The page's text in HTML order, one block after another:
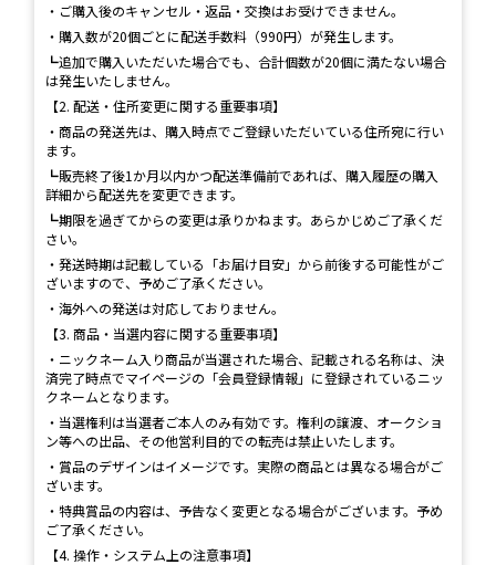
・ご購入後のキャンセル・返品・交換はお受けできません。
・購入数が20個ごとに配送手数料（990円）が発生します。
┗追加で購入いただいた場合でも、合計個数が20個に満たない場合
は発生いたしません。
【2. 配送・住所変更に関する重要事項】
・商品の発送先は、購入時点でご登録いただいている住所宛に行い
ます。
┗販売終了後1か月以内かつ配送準備前であれば、購入履歴の購入
詳細から配送先を変更できます。
┗期限を過ぎてからの変更は承りかねます。あらかじめご了承くだ
さい。
・発送時期は記載している「お届け目安」から前後する可能性がご
ざいますので、予めご了承ください。
・海外への発送は対応しておりません。
【3. 商品・当選内容に関する重要事項】
・ニックネーム入り商品が当選された場合、記載される名称は、決
済完了時点でマイページの「会員登録情報」に登録されているニッ
クネームとなります。
・当選権利は当選者ご本人のみ有効です。権利の譲渡、オークショ
ン等への出品、その他営利目的での転売は禁止いたします。
・賞品のデザインはイメージです。実際の商品とは異なる場合がご
ざいます。
・特典賞品の内容は、予告なく変更となる場合がございます。予め
ご了承ください。
【4. 操作・システム上の注意事項】